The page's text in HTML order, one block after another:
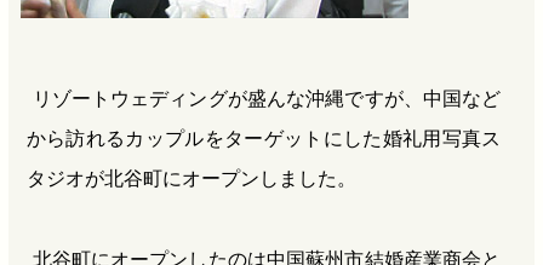
リゾートウェディングが盛んな沖縄ですが、中国など
から訪れるカップルをターゲットにした婚礼用写真ス
タジオが北谷町にオープンしました。
北谷町にオープンしたのは中国蘇州市結婚産業商会と